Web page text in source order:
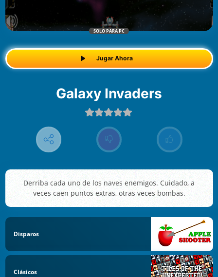
SOLO PARA PC
Jugar Ahora
Galaxy Invaders
Derriba cada uno de los naves enemigos. Cuidado, a
veces caen puntos extras, otras veces bombas.
Disparos
Clásicos